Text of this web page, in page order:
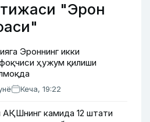
"Эрон
Эроннинг икки
ҳужум қилиши
Кеча, 19:22
АҚШнинг камида 12 штати